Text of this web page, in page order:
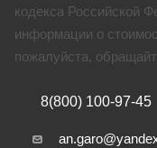
кодекса Российской
информации о
пожалуйста,
8(800) 100-97-45